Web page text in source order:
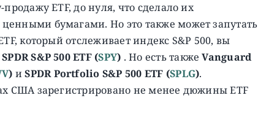
ETF, до нуля, что сделало их
бумагами. Но это также может запутать
который отслеживает индекс S&P 500, вы
SPDR S&P 500 ETF (SPY) . Но есть такжеVanguard
) иSPDR Portfolio S&P 500 ETF (SPLG).
США зарегистрировано не менее дюжины ETF